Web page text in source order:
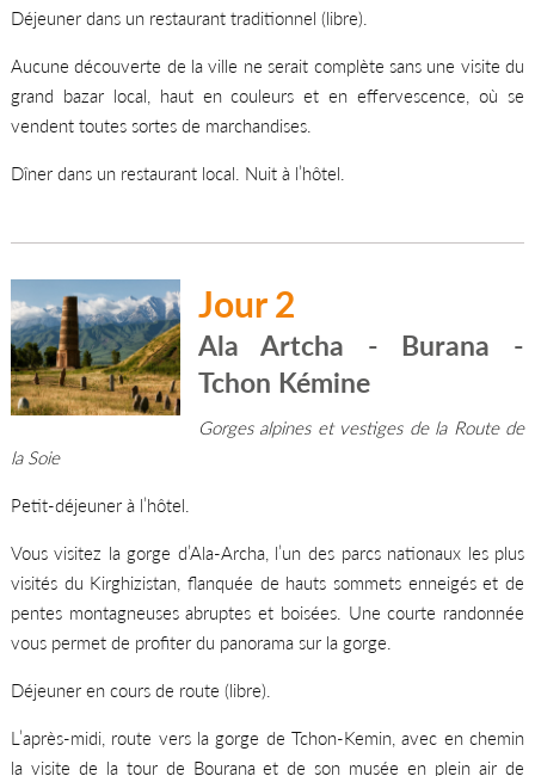
Déjeuner dans un restaurant traditionnel (libre).
Aucune découverte de la ville ne serait complète sans une visite du
grand bazar local, haut en couleurs et en effervescence, où se
vendent toutes sortes de marchandises.
Dîner dans un restaurant local. Nuit à l’hôtel.
Jour 2
Ala Artcha - Burana -
Tchon Kémine
Gorges alpines et vestiges de la Route de
la Soie
Petit-déjeuner à l’hôtel.
Vous visitez la gorge d’Ala-Archa, l’un des parcs nationaux les plus
visités du Kirghizistan, flanquée de hauts sommets enneigés et de
pentes montagneuses abruptes et boisées. Une courte randonnée
vous permet de profiter du panorama sur la gorge.
Déjeuner en cours de route (libre).
L’après-midi, route vers la gorge de Tchon-Kemin, avec en chemin
la visite de la tour de Bourana et de son musée en plein air de